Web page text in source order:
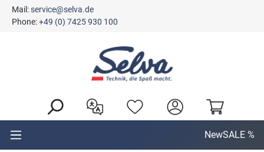
content
Mail:service@selva.de
Phone:+49 (0) 7425 930 100
NewSALE %